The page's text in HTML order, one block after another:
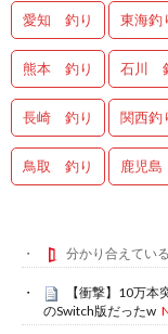
愛知 釣り 東海釣
熊本 釣り 石川
長崎 釣り 関西釣
鳥取 釣り 鹿児
分かり合えてい
【衝撃】10万
のSwitch版だったw